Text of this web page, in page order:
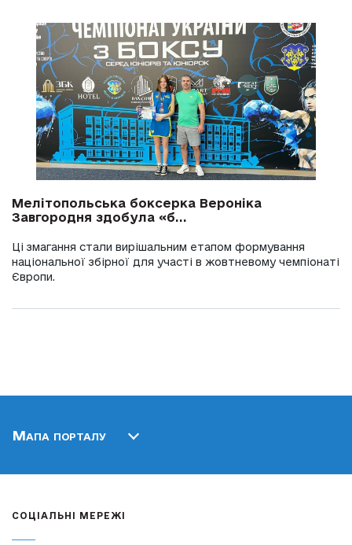
Мелітопольська боксерка Вероніка
Завгородня здобула «б...
Ці змагання стали вирішальним етапом формування
національної збірної для участі в жовтневому чемпіонаті
Європи.
Мапа порталу
СОЦІАЛЬНІ МЕРЕЖІ